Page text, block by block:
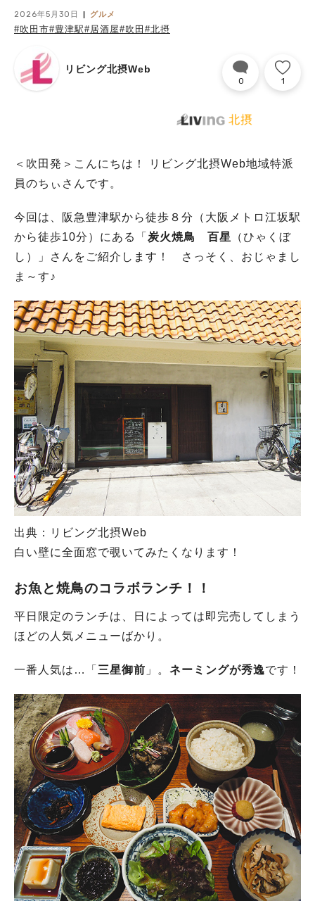
2026年5月30日 グルメ
#吹田市#豊津駅#居酒屋#吹田 #北摂
リビング北摂Web
0 1
＜吹田発＞こんにちは！ リビング北摂Web地域特派
員のちぃさんです。
今回は、阪急豊津駅から徒歩８分（大阪メトロ江坂駅
から徒歩10分）にある「 炭火焼鳥 百星
（ひゃくぼ
し）」さんをご紹介します！ さっそく、おじゃまし
ま～す♪
出典：リビング北摂Web
白い壁に全面窓で覗いてみたくなります！
お魚と焼鳥のコラボランチ！！
平日限定のランチは、日によっては即完売してしまう
ほどの人気メニューばかり。
一番人気は…「 三星御前 」。 ネーミングが秀逸です！